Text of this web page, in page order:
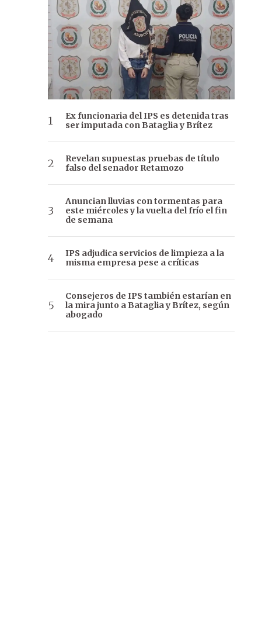
Ex funcionaria del IPS es detenida tras
ser imputada con Bataglia y Brítez
Revelan supuestas pruebas de título
falso del senador Retamozo
Anuncian lluvias con tormentas para
este miércoles y la vuelta del frío el fin
de semana
IPS adjudica servicios de limpieza a la
misma empresa pese a críticas
Consejeros de IPS también estarían en
la mira junto a Bataglia y Brítez, según
abogado